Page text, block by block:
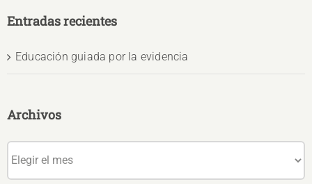
Entradas recientes
Educación guiada por la evidencia
Archivos